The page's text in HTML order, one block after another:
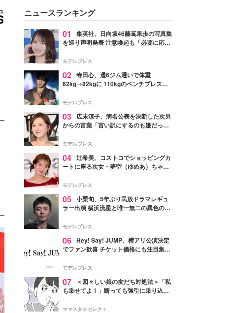
デルの宮城舞と島村雄大の特別対
談をお届け！それぞれの視点か
ら、今作ならではの魅力や予想外
の感動をもたらす奥深いストーリ
た。
ニュースランキング
01
集英社、日向坂46藤嶌果歩の写真集
を巡り声明発表 注意喚起も「必要に応じ
モデルプレス
02 寺田心、週6ジム通いで体重
62kg→82kgに 110kgのベンチプレス持
「かっこいい」と反響
モデルプレス
03
広末涼子、病名公表を決断した次男
からの言葉「言い訳にするのも嫌だっ
モデルプレス
04 辻希美、コストコでショッピングカ
ートに座る次女・夢空（ゆめあ）ちゃん
ぎ」「成長を感じる」の声
モデルプレス
05 小栗旬、5年ぶり民放ドラマレギュ
ラー出演 横浜流星と唯一無二の異色のバ
モデルプレス
06 Hey! Say! JUMP、横アリ公演決定
でファン歓喜 チケット価格にも注目集ま
モデルプレス
07
＜図々しい娘の友だち対処法＞「私
も乗せてよ！」断っても強引に乗り込ん
ママスタ☆セレクト